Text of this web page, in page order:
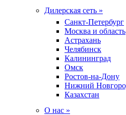
Дилерская сеть »
Санкт-Петербург
Москва и область
Астрахань
Челябинск
Калининград
Омск
Ростов-на-Дону
Нижний
Казахстан
О нас »